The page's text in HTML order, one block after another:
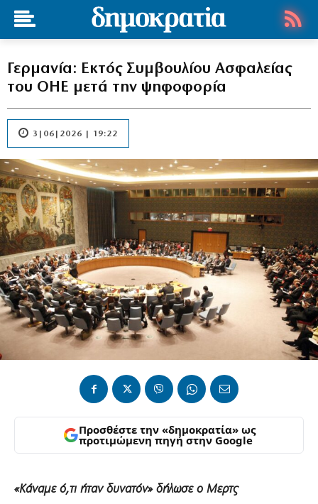
Γερμανία: Εκτός Συμβουλίου Ασφαλείας
του ΟΗΕ μετά την ψηφοφορία
3|06|2026 | 19:22
Προσθέστε την «δημοκρατία» ως
προτιμώμενη πηγή στην Google
«Κάναμε ό,τι ήταν δυνατόν» δήλωσε ο Μερτς